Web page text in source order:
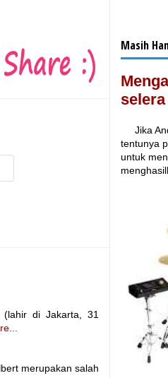
di Jakarta, 31
merupakan salah
Masih
Jika
tentunya
untuk